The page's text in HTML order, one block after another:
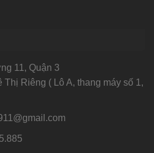
11, Quận 3
Riêng ( Lô A, thang máy số 1,